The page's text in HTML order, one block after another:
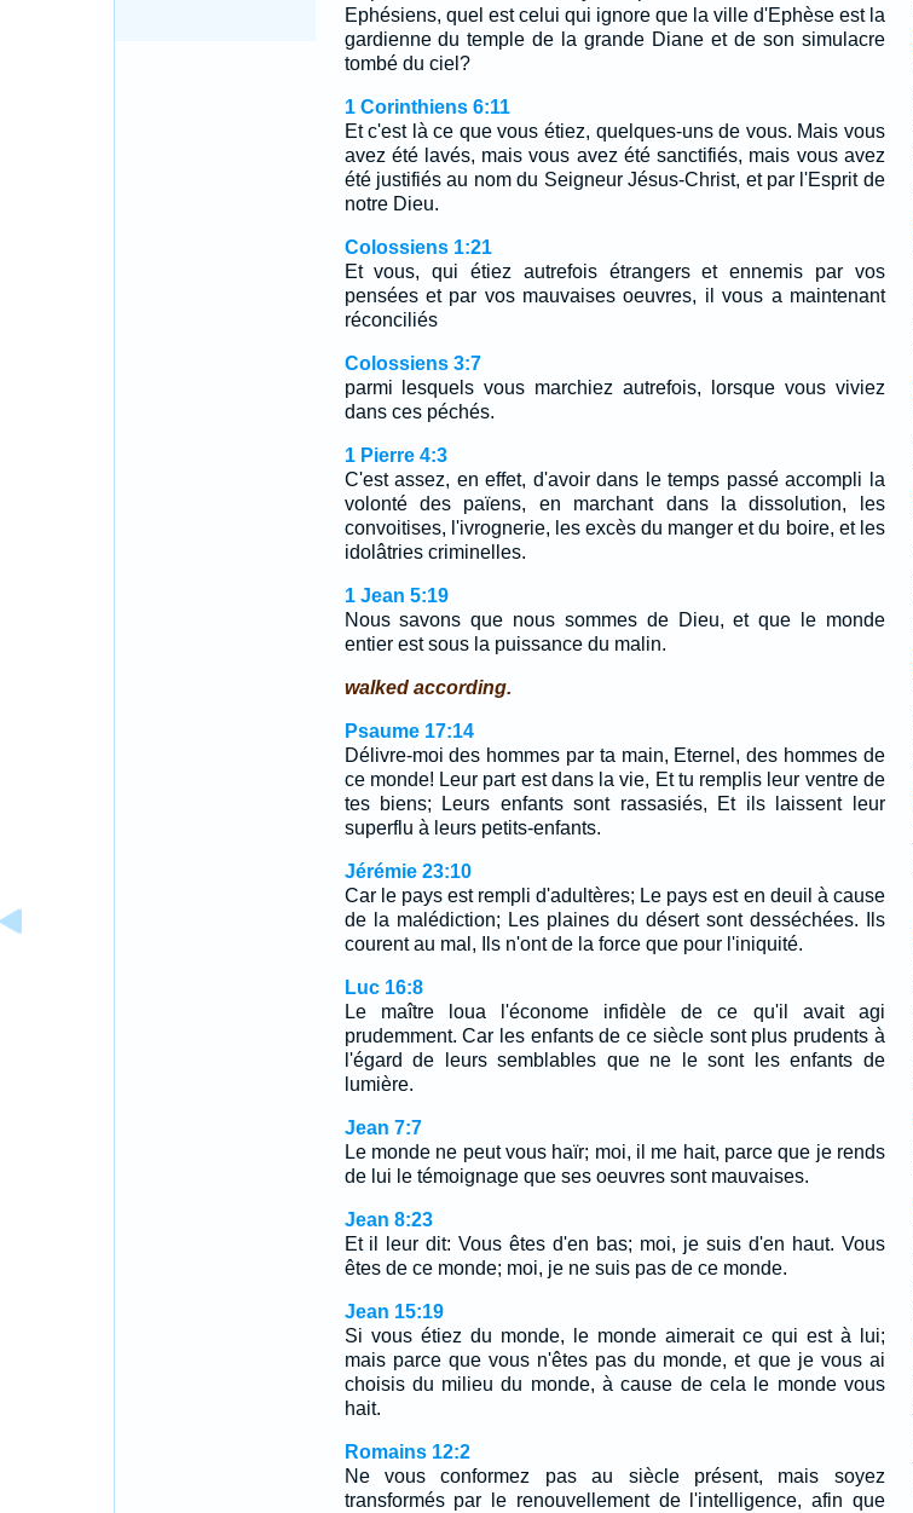
Ephésiens, quel est celui qui ignore que la ville d'Ephèse est la
gardienne du temple de la grande Diane et de son simulacre
tombé du ciel?
1 Corinthiens 6:11
Et c'est là ce que vous étiez, quelques-uns de vous. Mais vous
avez été lavés, mais vous avez été sanctifiés, mais vous avez
été justifiés au nom du Seigneur Jésus-Christ, et par l'Esprit de
notre Dieu.
Colossiens 1:21
Et vous, qui étiez autrefois étrangers et ennemis par vos
pensées et par vos mauvaises oeuvres, il vous a maintenant
réconciliés
Colossiens 3:7
parmi lesquels vous marchiez autrefois, lorsque vous viviez
dans ces péchés.
1 Pierre 4:3
C'est assez, en effet, d'avoir dans le temps passé accompli la
volonté des païens, en marchant dans la dissolution, les
convoitises, l'ivrognerie, les excès du manger et du boire, et les
idolâtries criminelles.
1 Jean 5:19
Nous savons que nous sommes de Dieu, et que le monde
entier est sous la puissance du malin.
walked according.
Psaume 17:14
Délivre-moi des hommes par ta main, Eternel, des hommes de
ce monde! Leur part est dans la vie, Et tu remplis leur ventre de
tes biens; Leurs enfants sont rassasiés, Et ils laissent leur
superflu à leurs petits-enfants.
Jérémie 23:10
Car le pays est rempli d'adultères; Le pays est en deuil à cause
de la malédiction; Les plaines du désert sont desséchées. Ils
courent au mal, Ils n'ont de la force que pour l'iniquité.
Luc 16:8
Le maître loua l'économe infidèle de ce qu'il avait agi
prudemment. Car les enfants de ce siècle sont plus prudents à
l'égard de leurs semblables que ne le sont les enfants de
lumière.
Jean 7:7
Le monde ne peut vous haïr; moi, il me hait, parce que je rends
de lui le témoignage que ses oeuvres sont mauvaises.
Jean 8:23
Et il leur dit: Vous êtes d'en bas; moi, je suis d'en haut. Vous
êtes de ce monde; moi, je ne suis pas de ce monde.
Jean 15:19
Si vous étiez du monde, le monde aimerait ce qui est à lui;
mais parce que vous n'êtes pas du monde, et que je vous ai
choisis du milieu du monde, à cause de cela le monde vous
hait.
Romains 12:2
Ne vous conformez pas au siècle présent, mais soyez
transformés par le renouvellement de l'intelligence, afin que